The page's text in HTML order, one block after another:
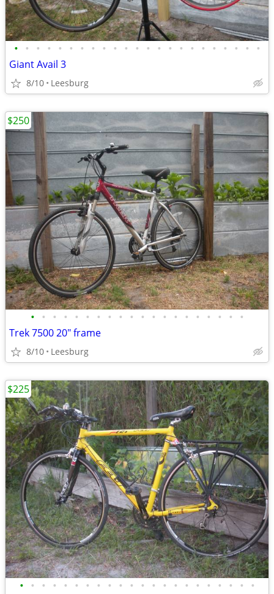
• • • • • • • • • • • • • • • • • • • • • • •
Giant Avail 3
8/10 Leesburg
• • • • • • • • • • • • • • • • • • • •
Trek 7500 20" frame
8/10 Leesburg
$250
• • • • • • • • • • • • • • • • • • • • • •
$225